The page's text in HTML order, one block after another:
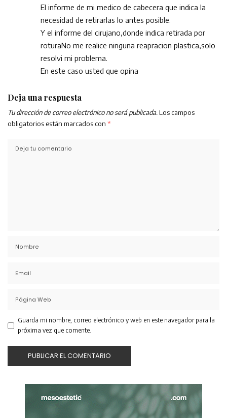
El informe de mi medico de cabecera que indica la
necesidad de retirarlas lo antes posible.
Y el informe del cirujano,donde indica retirada por
roturaNo me realice ninguna reapracion plastica,solo
resolvi mi problema.
En este caso usted que opina
Deja una respuesta
Tu dirección de correo electrónico no será publicada. Los campos
obligatorios están marcados con *
Guarda mi nombre, correo electrónico y web en este navegador para la
próxima vez que comente.